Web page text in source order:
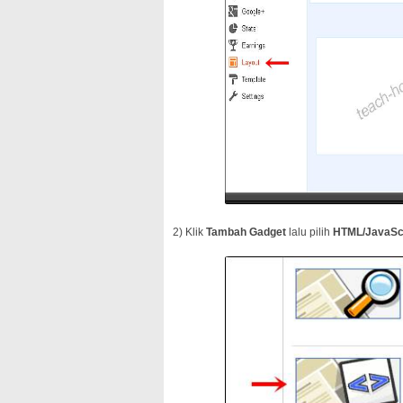
2) Klik Tambah Gadget lalu pilih HTML/